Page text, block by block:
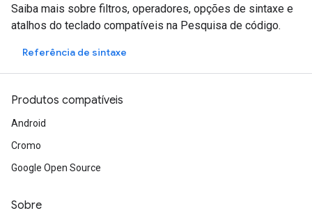
Saiba mais sobre filtros, operadores, opções de sintaxe e
atalhos do teclado compatíveis na Pesquisa de código.
Referência de sintaxe
Produtos compatíveis
Android
Cromo
Google Open Source
Sobre